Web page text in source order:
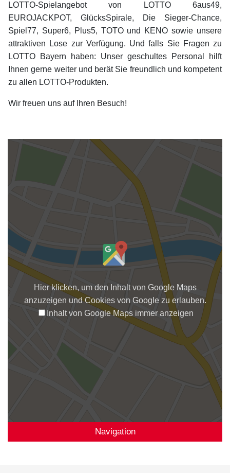
LOTTO-Spielangebot von LOTTO 6aus49,
EUROJACKPOT, GlücksSpirale, Die Sieger-Chance,
Spiel77, Super6, Plus5, TOTO und KENO sowie unsere
attraktiven Lose zur Verfügung. Und falls Sie Fragen zu
LOTTO Bayern haben: Unser geschultes Personal hilft
Ihnen gerne weiter und berät Sie freundlich und kompetent
zu allen LOTTO-Produkten.
Wir freuen uns auf Ihren Besuch!
Hier klicken, um den Inhalt von Google Maps
anzuzeigen und Cookies von Google zu erlauben.
Inhalt von Google Maps immer anzeigen
Navigation